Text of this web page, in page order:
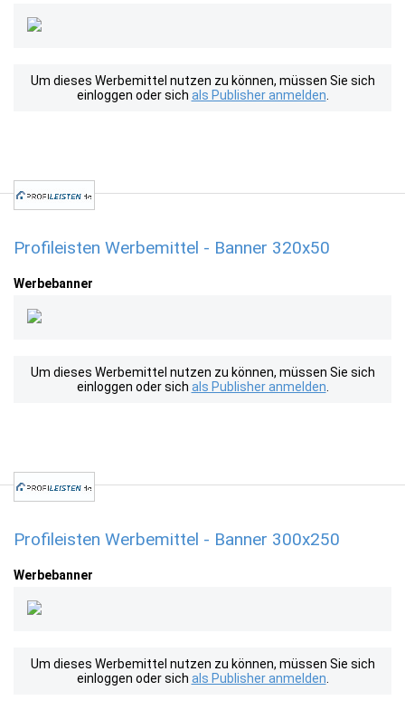
Um dieses Werbemittel nutzen zu können, müssen Sie sich
einloggen oder sich als Publisher anmelden
Profileisten Werbemittel - Banner 320x50
Werbebanner
Um dieses Werbemittel nutzen zu können, müssen Sie sich
einloggen oder sich als Publisher anmelden
Profileisten Werbemittel - Banner 300x250
Werbebanner
Um dieses Werbemittel nutzen zu können, müssen Sie sich
einloggen oder sich als Publisher anmelden